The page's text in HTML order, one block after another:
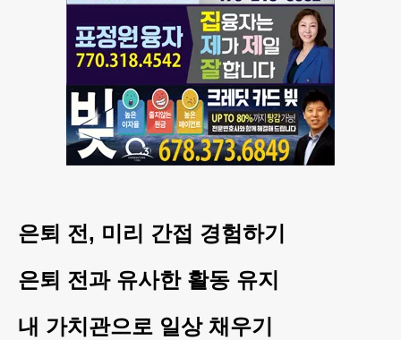
은퇴 전, 미리 간접 경험하기
은퇴 전과 유사한 활동 유지
내 가치관으로 일상 채우기